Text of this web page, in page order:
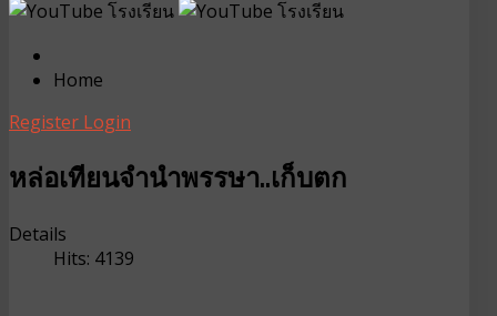
Home
Register Login
หล่อเทียนจำนำพรรษา..เก็บตก
Details
Hits: 4139